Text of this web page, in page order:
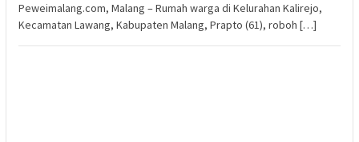
Peweimalang.com, Malang – Rumah warga di Kelurahan Kalirejo,
Kecamatan Lawang, Kabupaten Malang, Prapto (61), roboh […]